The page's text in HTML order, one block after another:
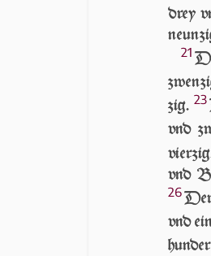
drey
21
zig.23
vnd
vnd
26
vnd